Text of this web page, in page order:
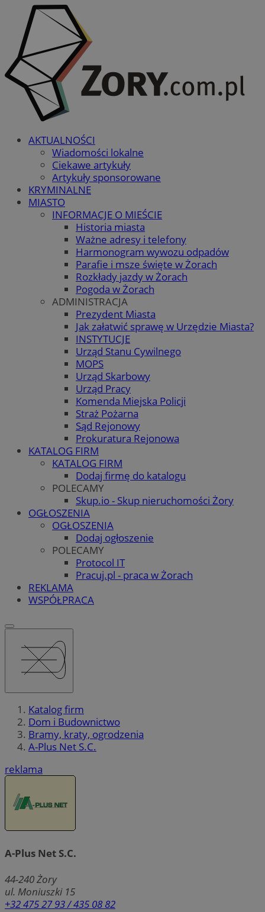
AKTUALNOŚCI
Wiadomości lokalne
Ciekawe artykuły
Artykuły sponsorowane
KRYMINALNE
MIASTO
INFORMACJE O MIEŚCIE
Historia miasta
Ważne adresy i telefony
Harmonogram wywozu odpadów
Parafie i msze święte w Żorach
Rozkłady jazdy w Żorach
Pogoda w Żorach
ADMINISTRACJA
Prezydent Miasta
Jak załatwić sprawę w Urzędzie Miasta?
INSTYTUCJE
Urząd Stanu Cywilnego
MOPS
Urząd Skarbowy
Urząd Pracy
Komenda Miejska Policji
Straż Pożarna
Sąd Rejonowy
Prokuratura Rejonowa
KATALOG FIRM
KATALOG FIRM
Dodaj firmę do katalogu
POLECAMY
Skup.io - Skup nieruchomości Żory
OGŁOSZENIA
OGŁOSZENIA
Dodaj ogłoszenie
POLECAMY
Protocol IT
Pracuj.pl - praca w Żorach
REKLAMA
WSPÓŁPRACA
Katalog firm
Dom i Budownictwo
Bramy, kraty, ogrodzenia
A-Plus Net S.C.
reklama
A-Plus Net S.C.
44-240Żory
ul. Moniuszki 15
+32 475 27 93 / 435 08 82